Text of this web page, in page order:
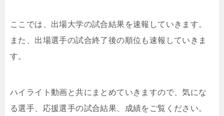
ここでは、出場大学の試合結果を速報していきます。
また、出場選手の試合終了後の順位も速報していきま
す。
ハイライト動画と共にまとめていきますので、気にな
る選手、応援選手の試合結果、成績をご覧ください。